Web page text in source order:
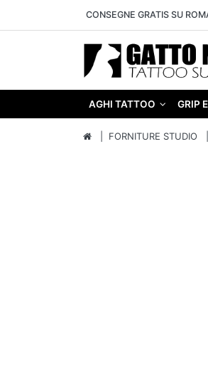
CONSEGNE GRATIS SU
AGHI TATTOO GRIP
FORNITURE STUDIO